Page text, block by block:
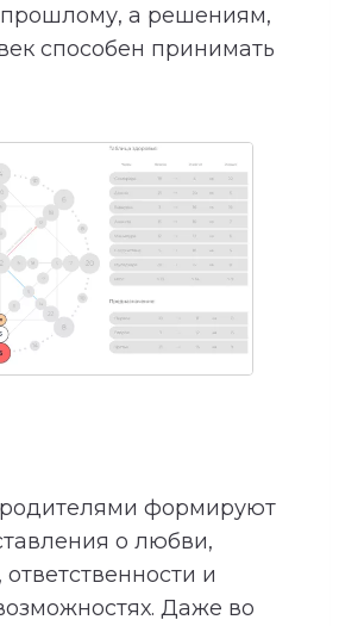
прошлому, а решениям,
способен принимать
формируют
о любви,
и
Даже во